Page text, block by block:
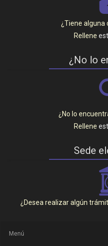
¿Tiene alguna
Rellene
¿No lo
¿No lo
Rellene
Sede
¿Desea realizar algún